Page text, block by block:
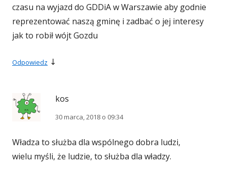
czasu na wyjazd do GDDiA w Warszawie aby godnie
reprezentować naszą gminę i zadbać o jej interesy
jak to robił wójt Gozdu
Odpowiedz ↓
kos
30 marca, 2018 o 09:34
Władza to służba dla wspólnego dobra ludzi,
wielu myśli, że ludzie, to służba dla władzy.